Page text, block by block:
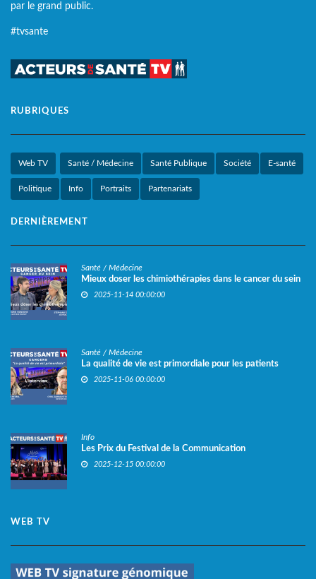
par le grand public.
#tvsante
RUBRIQUES
Web TV Santé / Médecine Santé Publique Société E-santé
Politique Info Portraits Partenariats
DERNIÈREMENT
Santé / Médecine
Mieux doser les chimiothérapies dans le cancer du sein
2025-11-14 00:00:00
Santé / Médecine
La qualité de vie est primordiale pour les patients
2025-11-06 00:00:00
Info
Les Prix du Festival de la Communication
2025-12-15 00:00:00
WEB TV